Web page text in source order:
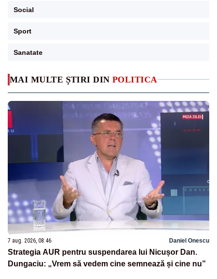
MAI MULTE ȘTIRI DIN POLITICA
7 aug. 2026, 08:46 Daniel Onescu
Strategia AUR pentru suspendarea lui Nicușor Dan.
Dungaciu: „Vrem să vedem cine semnează și cine nu”
Social
Sport
Sanatate